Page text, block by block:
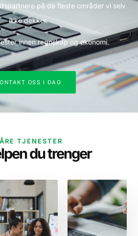
på de fleste områder vi selv
ikke dekker.
innen regnskap og økonomi.
OSS I DAG
TJENESTER
du trenger